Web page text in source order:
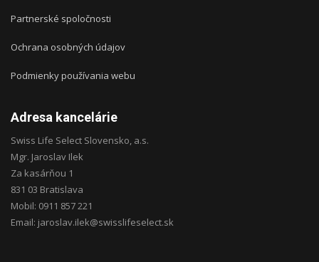
Partnerské spoločnosti
Ochrana osobných údajov
Podmienky používania webu
Adresa kancelárie
Swiss Life Select Slovensko, a.s.
Mgr. Jaroslav Ilek
Za kasárňou 1
831 03 Bratislava
Mobil: 0911 857 221
Email: jaroslav.ilek@swisslifeselect.sk